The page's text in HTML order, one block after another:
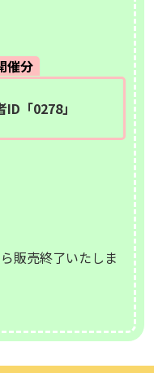
催分
「0278」
販売終了いたしま